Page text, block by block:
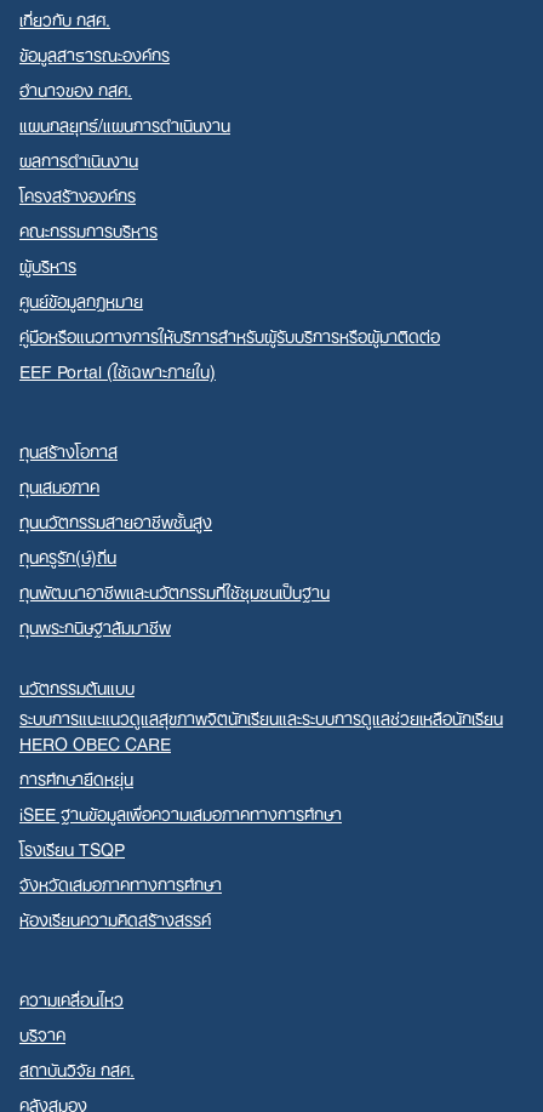
Search
for:
เกี่ยวกับ กสศ.
ข้อมูลสาธารณะองค์กร
อำนาจของ กสศ.
แผนกลยุทธ์/แผนการดำเนินงาน
ผลการดำเนินงาน
โครงสร้างองค์กร
คณะกรรมการบริหาร
ผู้บริหาร
ศูนย์ข้อมูลกฎหมาย
คู่มือหรือแนวทางการให้บริการสำหรับผู้รับบริการหรือผู้มาติดต่อ
EEF Portal (ใช้เฉพาะภายใน)
ทุนสร้างโอกาส
ทุนเสมอภาค
ทุนนวัตกรรมสายอาชีพชั้นสูง
ทุนครูรัก(ษ์)ถิ่น
ทุนพัฒนาอาชีพและนวัตกรรมที่ใช้ชุมชนเป็นฐาน
ทุนพระกนิษฐาสัมมาชีพ
นวัตกรรมต้นแบบ
ระบบการแนะแนวดูแลสุขภาพจิตนักเรียนและระบบการดูแลช่วยเหลือนักเรียน
HERO OBEC CARE
การศึกษายืดหยุ่น
iSEE ฐานข้อมูลเพื่อความเสมอภาคทางการศึกษา
โรงเรียน TSQP
จังหวัดเสมอภาคทางการศึกษา
ห้องเรียนความคิดสร้างสรรค์
ความเคลื่อนไหว
บริจาค
สถาบันวิจัย กสศ.
คลังสมอง